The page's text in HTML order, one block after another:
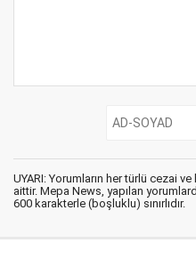
UYARI: Yorumların her türlü cezai
aittir. Mepa News, yapılan
600 karakterle (boşluklu) sınırlıdır.